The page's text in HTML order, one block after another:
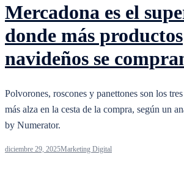
Mercadona es el
donde más productos
navideños se
Polvorones, roscones y panettones son los
más alza en la cesta de la compra, según un
by Numerator.
diciembre 29, 2025Marketing Digital